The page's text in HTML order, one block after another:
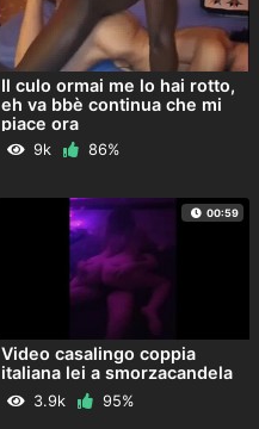
Il culo ormai me lo hai rotto,
eh va bbè continua che mi
piace ora
9k 86%
00:59
Video casalingo coppia
italiana lei a smorzacandela
3.9k 95%